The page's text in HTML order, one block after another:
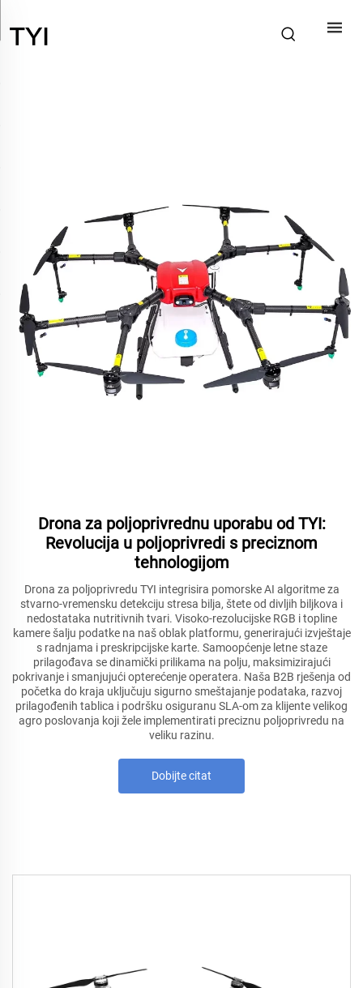
Drona za poljoprivrednu uporabu od TYI:
Revolucija u poljoprivredi s preciznom
tehnologijom
Drona za poljoprivredu TYI integrisira pomorske AI algoritme za
stvarno-vremensku detekciju stresa bilja, štete od divljih biljkova i
nedostataka nutritivnih tvari. Visoko-rezolucijske RGB i topline
kamere šalju podatke na naš oblak platformu, generirajući izvještaje
s radnjama i preskripcijske karte. Samoopćenje letne staze
prilagođava se dinamički prilikama na polju, maksimizirajući
pokrivanje i smanjujući opterećenje operatera. Naša B2B rješenja od
početka do kraja uključuju sigurno smeštajanje podataka, razvoj
prilagođenih tablica i podršku osiguranu SLA-om za klijente velikog
agro poslovanja koji žele implementirati preciznu poljoprivredu na
veliku razinu.
Dobijte citat